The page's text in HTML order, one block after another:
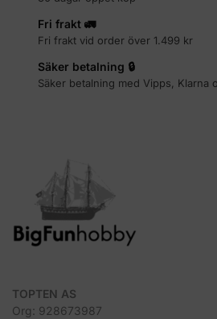
Fri frakt 🚛
Fri frakt vid order över 1.499 kr
Säker betalning 🔒
Säker betalning med Vipps, Klarna
TOPTEN AS
Org: 928673987